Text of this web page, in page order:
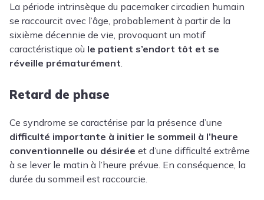
La période intrinsèque du pacemaker circadien humain
se raccourcit avec l’âge, probablement à partir de la
sixième décennie de vie, provoquant un motif
caractéristique où le patient s’endort tôt et se
réveille prématurément.
Retard de phase
Ce syndrome se caractérise par la présence d’une
difficulté importante à initier le sommeil à l’heure
conventionnelle ou désirée et d’une difficulté extrême
à se lever le matin à l’heure prévue. En conséquence, la
durée du sommeil est raccourcie.